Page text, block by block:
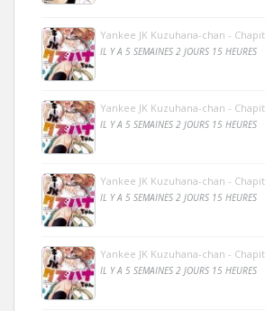
Yankee JK Kuzuhana-chan -
IL Y A 5 SEMAINES 2 JOURS 15 HEURES
Yankee JK Kuzuhana-chan -
IL Y A 5 SEMAINES 2 JOURS 15 HEURES
Yankee JK Kuzuhana-chan -
IL Y A 5 SEMAINES 2 JOURS 15 HEURES
Yankee JK Kuzuhana-chan -
IL Y A 5 SEMAINES 2 JOURS 15 HEURES